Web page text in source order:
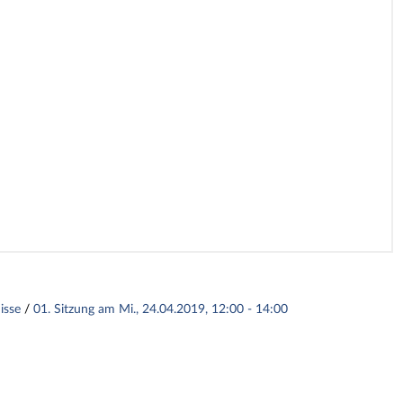
/01. Sitzung am Mi., 24.04.2019, 12:00 - 14:00